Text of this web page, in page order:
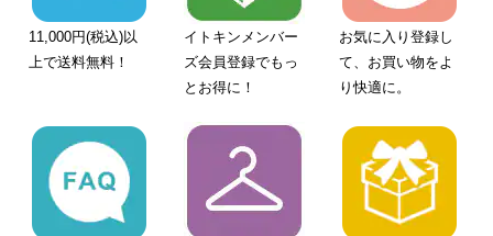
11,000円(税込)以
上で送料無料！
イトキンメンバー
ズ会員登録でもっ
とお得に！
お気に入り登録し
て、お買い物をよ
り快適に。